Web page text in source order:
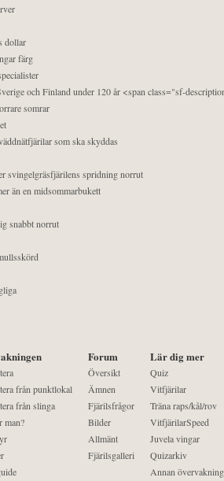
dollar
färg
och Finland under 120 år <span class="sf-
somrar
som ska skyddas
svingelgräsfjärilens spridning norrut
än en midsommarbukett
snabbt norrut
från punktlokal
från slinga
man?
Forum
Översikt
Ämnen
Fjärilsfrågor
Bilder
Allmänt
Fjärilsgalleri
Lär dig mer
Quiz
Vitfjärilar
Träna raps/kål/rov
VitfjärilarSpeed
Juvela vingar
Quizarkiv
Annan övervakning